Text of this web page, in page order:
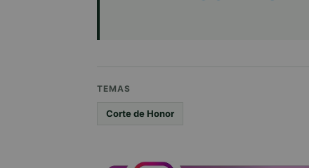
TEMAS
Corte de Honor